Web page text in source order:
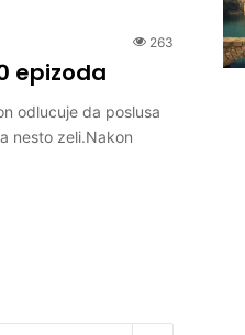
263
epizoda
odlucuje da poslusa
nesto zeli.Nakon